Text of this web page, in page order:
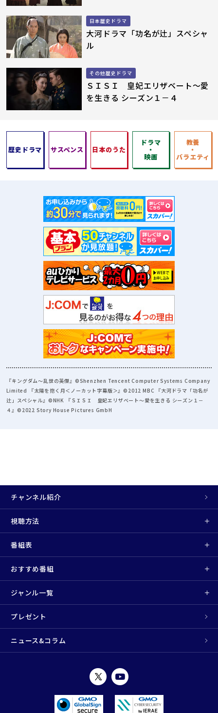
日本歴史ドラマ
大河ドラマ「功名が辻」スペシャ
ル
その他歴史ドラマ
ＳＩＳＩ 皇妃エリザベート～愛
を生きる シーズン１－４
歴史ドラマ サスペンス 日本のうた
ドラマ
・
映画
教養
・
バラエティ
『キングダム～乱世の英傑』©Shenzhen Tencent Computer Systems Company
Limited 『太陽を抱く月＜ノーカット字幕版＞』©2012 MBC 『大河ドラマ「功名が
辻」スペシャル』©NHK 『ＳＩＳＩ 皇妃エリザベート～愛を生きる シーズン１－
４』©2022 Story House Pictures GmbH
チャンネル紹介
視聴方法
番組表
おすすめ番組
ジャンル一覧
プレゼント
ニュース&コラム